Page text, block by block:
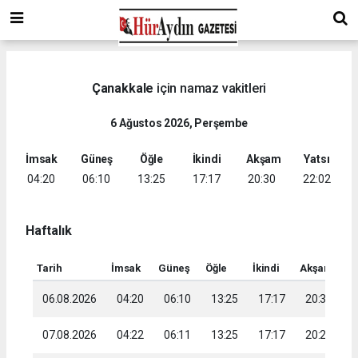
Çanakkale için namaz vakitleri
6 Ağustos 2026, Perşembe
İmsak
04:20
Güneş
06:10
Öğle
13:25
İkindi
17:17
Akşam
20:30
Yatsı
22:02
Haftalık
Tarih İmsak Güneş Öğle İkindi Akşam
06.08.2026 04:20 06:10 13:25 17:17 20:30
07.08.2026 04:22 06:11 13:25 17:17 20:29